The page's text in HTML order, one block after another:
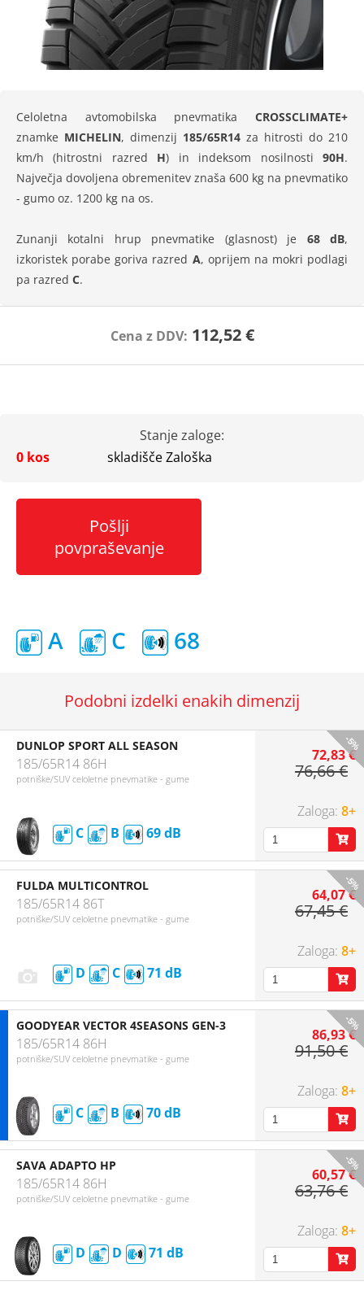
Celoletna avtomobilska pnevmatika CROSSCLIMATE+
znamke MICHELIN, dimenzij 185/65R14 za hitrosti do 210
km/h (hitrostni razred H) in indeksom nosilnosti90H.
Največja dovoljena obremenitev znaša 600 kg na pnevmatiko
- gumo oz. 1200 kg na os.
Zunanji kotalni hrup pnevmatike (glasnost) je 68 dB,
izkoristek porabe goriva razred A, oprijem na mokri podlagi
pa razred C.
Cena z DDV: 112,52 €
Stanje zaloge:
0 kos
skladišče Zaloška
Pošlji
povpraševanje
A C 68
Podobni izdelki enakih dimenzij
-5%
DUNLOP SPORT ALL SEASON
185/65R14 86H
potniške/SUV celoletne pnevmatike - gume
C B 69
72,83 €
76,66 €
8+
-5%
FULDA MULTICONTROL
185/65R14 86T
potniške/SUV celoletne pnevmatike - gume
D C 71
64,07 €
67,45 €
8+
-5%
GOODYEAR VECTOR 4SEASONS GEN-3
185/65R14 86H
potniške/SUV celoletne pnevmatike - gume
C B 70
86,93 €
91,50 €
8+
-5%
SAVA ADAPTO HP
185/65R14 86H
potniške/SUV celoletne pnevmatike - gume
D D 71
60,57 €
63,76 €
8+